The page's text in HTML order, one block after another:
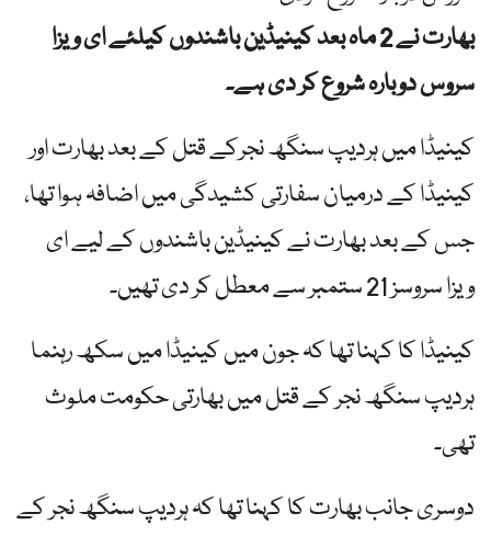
بھارت نے 2 ماہ بعد کینیڈین باشندوں کیلئے ای ویزا
سروس دوبارہ شروع کر دی ہے۔
کینیڈا میں ہردیپ سنگھ نجرکے قتل کے بعد بھارت اور
کینیڈا کے درمیان سفارتی کشیدگی میں اضافہ ہوا تھا،
جس کے بعد بھارت نے کینیڈین باشندوں کے لیے ای
ویزا سروسز 21 ستمبر سے معطل کر دی تھیں۔
کینیڈا کا کہنا تھا کہ جون میں کینیڈا میں سکھ رہنما
ہردیپ سنگھ نجر کے قتل میں بھارتی حکومت ملوث
تھی۔
دوسری جانب بھارت کا کہنا تھا کہ ہردیپ سنگھ نجر کے